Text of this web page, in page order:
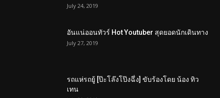
July 24, 2019
อันแน่ออนทัวร์ Hot Youtuber สุดยอดนักเดินทาง
July 27, 2019
รถแห่รถยู้ [ป๊ะโล๊งโป๊งฉึ่ง] ขับร้องโดย น้อง ทิว
เทน